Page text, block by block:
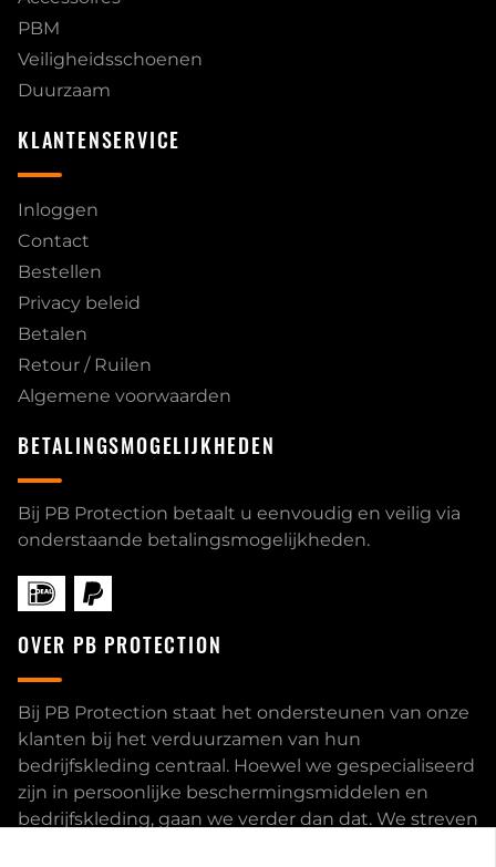
PBM
Veiligheidsschoenen
Duurzaam
KLANTENSERVICE
Inloggen
Contact
Bestellen
Privacy beleid
Betalen
Retour / Ruilen
Algemene voorwaarden
BETALINGSMOGELIJKHEDEN
Bij PB Protection betaalt u eenvoudig en veilig via
onderstaande betalingsmogelijkheden.
OVER PB PROTECTION
Bij PB Protection staat het ondersteunen van onze
klanten bij het verduurzamen van hun
bedrijfskleding centraal. Hoewel we gespecialiseerd
zijn in persoonlijke beschermingsmiddelen en
bedrijfskleding, gaan we verder dan dat. We streven